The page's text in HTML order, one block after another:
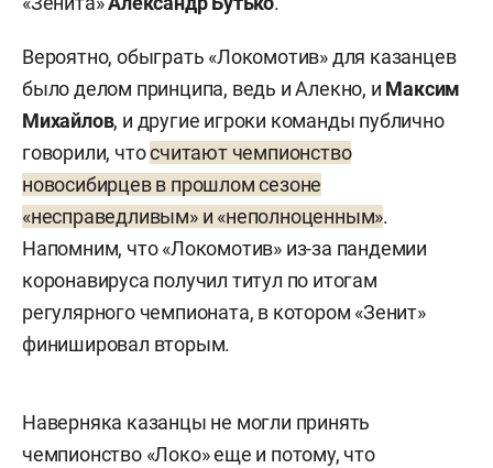
Вероятно, обыграть «Локомотив» для казанцев
было делом принципа, ведь и Алекно, и Максим
Михайлов, и другие игроки команды публично
говорили, чтосчитают чемпионство
новосибирцев в прошлом сезоне
«несправедливым» и «неполноценным».
Напомним, что «Локомотив» из-за пандемии
коронавируса получил титул по итогам
регулярного чемпионата, в котором «Зенит»
финишировал вторым.
Наверняка казанцы не могли принять
чемпионство «Локо» еще и потому, что